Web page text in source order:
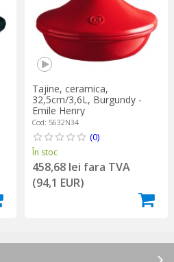
Tajine, ceramica,
32,5cm/3,6L, Burgundy -
Emile Henry
Cod: 5632N34
(0)
În stoc
458,68 lei fara TVA
(94,1 EUR)